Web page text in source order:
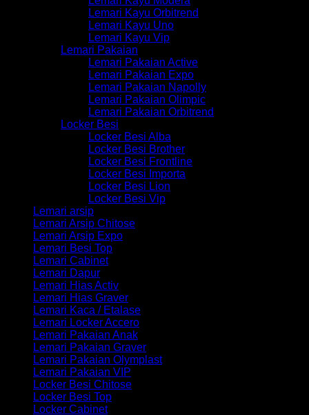
Lemari Kayu Orbitrend
Lemari Kayu Uno
Lemari Kayu Vip
Lemari Pakaian
Lemari Pakaian Active
Lemari Pakaian Expo
Lemari Pakaian Napolly
Lemari Pakaian Olimpic
Lemari Pakaian Orbitrend
Locker Besi
Locker Besi Alba
Locker Besi Brother
Locker Besi Frontline
Locker Besi Importa
Locker Besi Lion
Locker Besi Vip
Lemari arsip
Lemari Arsip Chitose
Lemari Arsip Expo
Lemari Besi Top
Lemari Cabinet
Lemari Dapur
Lemari Hias Activ
Lemari Hias Graver
Lemari Kaca / Etalase
Lemari Locker Accero
Lemari Pakaian Anak
Lemari Pakaian Graver
Lemari Pakaian Olymplast
Lemari Pakaian VIP
Locker Besi Chitose
Locker Besi Top
Locker Cabinet